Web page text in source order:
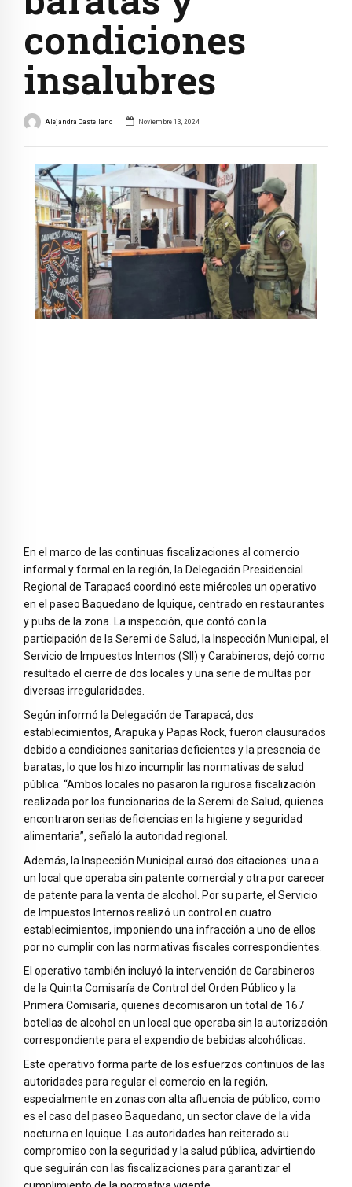
condiciones
insalubres
Alejandra Castellano Noviembre 13, 2024
En el marco de las continuas fiscalizaciones al comercio
informal y formal en la región, la Delegación Presidencial
Regional de Tarapacá coordinó este miércoles un operativo
en el paseo Baquedano de Iquique, centrado en restaurantes
y pubs de la zona. La inspección, que contó con la
participación de la Seremi de Salud, la Inspección Municipal, el
Servicio de Impuestos Internos (SII) y Carabineros, dejó como
resultado el cierre de dos locales y una serie de multas por
diversas irregularidades.
Según informó la Delegación de Tarapacá, dos
establecimientos, Arapuka y Papas Rock, fueron clausurados
debido a condiciones sanitarias deficientes y la presencia de
baratas, lo que los hizo incumplir las normativas de salud
pública. “Ambos locales no pasaron la rigurosa fiscalización
realizada por los funcionarios de la Seremi de Salud, quienes
encontraron serias deficiencias en la higiene y seguridad
alimentaria”, señaló la autoridad regional.
Además, la Inspección Municipal cursó dos citaciones: una a
un local que operaba sin patente comercial y otra por carecer
de patente para la venta de alcohol. Por su parte, el Servicio
de Impuestos Internos realizó un control en cuatro
establecimientos, imponiendo una infracción a uno de ellos
por no cumplir con las normativas fiscales correspondientes.
El operativo también incluyó la intervención de Carabineros
de la Quinta Comisaría de Control del Orden Público y la
Primera Comisaría, quienes decomisaron un total de 167
botellas de alcohol en un local que operaba sin la autorización
correspondiente para el expendio de bebidas alcohólicas.
Este operativo forma parte de los esfuerzos continuos de las
autoridades para regular el comercio en la región,
especialmente en zonas con alta afluencia de público, como
es el caso del paseo Baquedano, un sector clave de la vida
nocturna en Iquique. Las autoridades han reiterado su
compromiso con la seguridad y la salud pública, advirtiendo
que seguirán con las fiscalizaciones para garantizar el